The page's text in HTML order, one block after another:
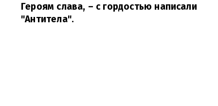
Героям слава, – с гордостью написали
"Антитела".